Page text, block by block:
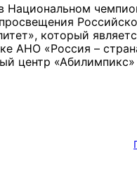
который
АНО «Россия –
центр «Абилимпикс»